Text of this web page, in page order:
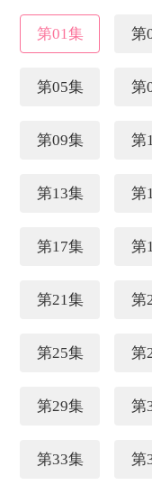
天道院
第01集 第
第05集 第
第09集 第
第13集 第
第17集 第
第21集 第
第25集 第
第29集 第
第33集 第